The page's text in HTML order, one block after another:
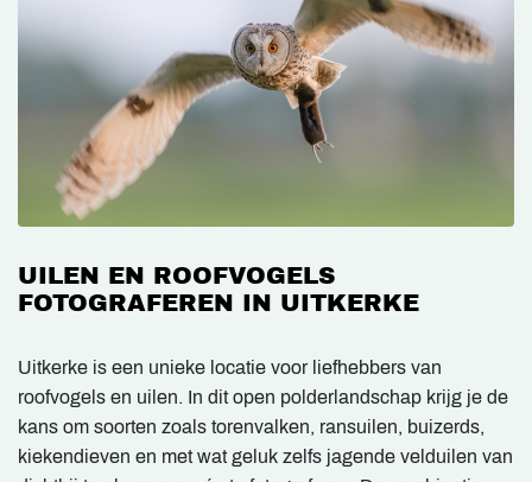
UILEN EN ROOFVOGELS
FOTOGRAFEREN IN UITKERKE
Uitkerke is een unieke locatie voor liefhebbers van
roofvogels en uilen. In dit open polderlandschap krijg je de
kans om soorten zoals torenvalken, ransuilen, buizerds,
kiekendieven en met wat geluk zelfs jagende velduilen van